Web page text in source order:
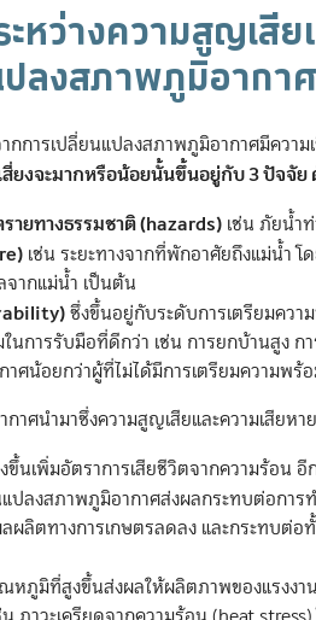
ะหว่างความสูญเสี
ลงสภาพภูมิอากาศ
กการเปลี่ยนแปลงสภาพภูมิอากาศมีควา
สี่ยงจะมากหรือน้อยนั้นขึ้นอยู่กับ 3 ปัจจัย
ายทางธรรมชาติ (hazards) เช่น ภัยน้ำ
เช่น ระยะทางจากที่พักอาศัยถึงแม่น้ำ
จากแม่น้ำ เป็นต้น
ซึ่งขึ้นอยู่กับระดับการเตรียมคว
การรับมือที่ดีกว่า เช่น การยกบ้านสูง ก
ศน้อยกว่าผู้ที่ไม่ได้มีการเตรียมความพร้
าศนำมาซึ่งความสูญเสียและความเสียห
เพิ่มอัตราการเสียชีวิตจากความร้อน อี
ปลงสภาพภูมิอากาศส่งผลกระทบต่อการ
ลผลิตทางการเกษตรลดลง และกระทบ
หภูมิที่สูงขึ้นส่งผลให้ผลิตภาพของแรงงา